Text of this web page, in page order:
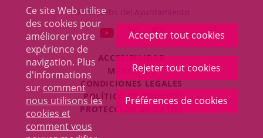
Ce site Web utilise
des cookies pour
améliorer votre
expérience de
navigation. Plus
d'informations
sur comment
nous utilisons les
cookies et
comment vous
Accepter tout cookies
Rejeter tout cookies
Préférences de cookies
una
ventana
nueva.
externa.
Otras webs del Ayuntamiento
ENLACE
A
UNA
APLICACIÓN
EXTERNA.
ENLACE
A
UNA
APLICACIÓN
EXTERNA.
ENLACE
A
UNA
EXTERNA.
ACCESIBILIDAD
MAPA WEB
CONDICIONES LEGALES
POLÍTICA DE COOKIES
PROTECCIÓN DE DATOS